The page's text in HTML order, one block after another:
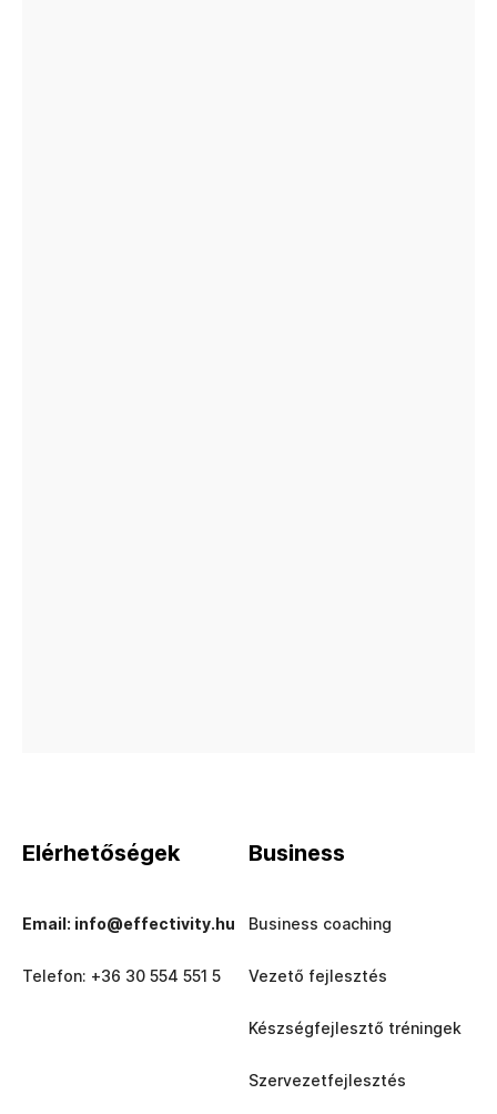
Elérhetőségek
Email: info@effectivity.hu
Telefon: +36 30 554 551 5
Business
Business coaching
Vezető fejlesztés
Készségfejlesztő tréningek
Szervezetfejlesztés